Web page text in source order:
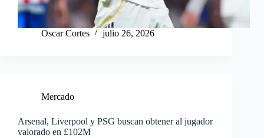
Oscar Cortes julio 26, 2026
Mercado
Arsenal, Liverpool y PSG buscan obtener al jugador
valorado en £102M